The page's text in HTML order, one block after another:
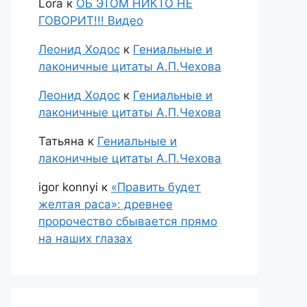
Lora к ОБ ЭТОМ НИКТО НЕ
ГОВОРИТ!!! Видео
Леонид Ходос к Гениальные и
лаконичные цитаты А.П.Чехова
Леонид Ходос к Гениальные и
лаконичные цитаты А.П.Чехова
Татьяна к Гениальные и
лаконичные цитаты А.П.Чехова
igor konnyi к «Править будет
желтая раса»: древнее
пророчество сбывается прямо
на наших глазах